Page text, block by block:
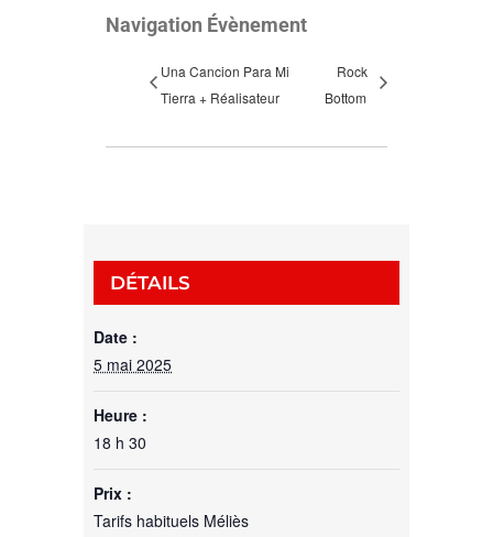
Navigation Évènement
Una Cancion Para Mi
Tierra + Réalisateur
Rock
Bottom
DÉTAILS
Date :
5 mai 2025
Heure :
18 h 30
Prix :
Tarifs habituels Méliès